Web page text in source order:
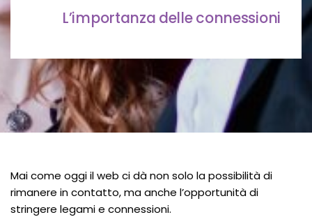
L’importanza delle connessioni
Mai come oggi il web ci dà non solo la possibilità di
rimanere in contatto, ma anche l’opportunità di
stringere legami e connessioni.